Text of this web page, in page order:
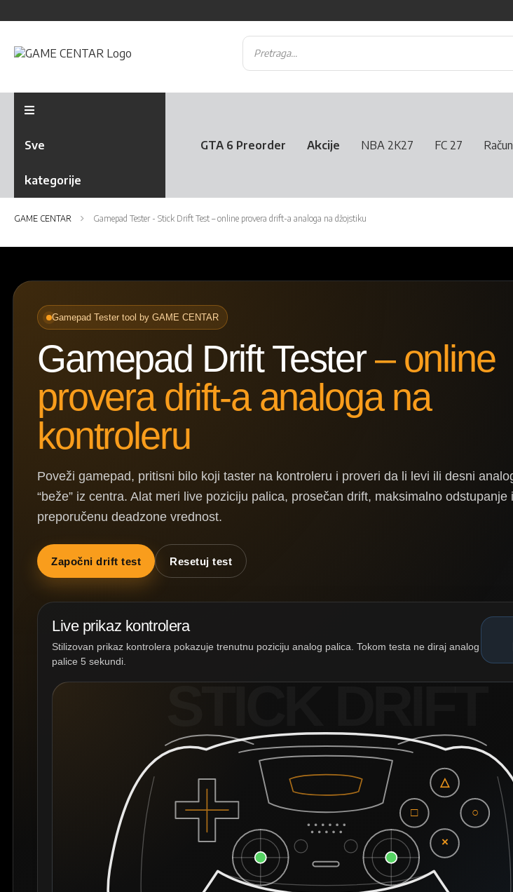
Sve
kategorije
GTA 6 Preorder Akcije NBA 2K27 FC 27
GAME CENTAR Gamepad Tester - Stick Drift Test – online provera drift-a analoga na džojstiku
Gamepad Tester tool by GAME CENTAR
Gamepad Drift Tester – online
provera drift-a analoga na
kontroleru
Poveži gamepad, pritisni bilo koji taster na kontroleru i proveri da li levi ili desni
“beže” iz centra. Alat meri live poziciju palica, prosečan drift, maksimalno odstupanje i
preporučenu deadzone vrednost.
Započni drift test Resetuj test
Live prikaz kontrolera
Stilizovan prikaz kontrolera pokazuje trenutnu poziciju analog palica. Tokom testa ne diraj analog
palice 5 sekundi.
△
○
×
□